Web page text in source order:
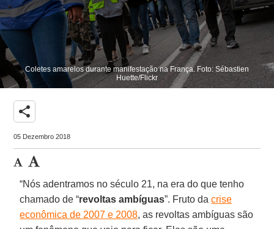
Coletes amarelos durante manifestação na França. Foto: Sébastien
Huette/Flickr
share
05 Dezembro 2018
“Nós adentramos no século 21, na era do que tenho
chamado de “revoltas ambíguas”. Fruto dacrise
econômica de 2007 e 2008, as revoltas ambíguas são